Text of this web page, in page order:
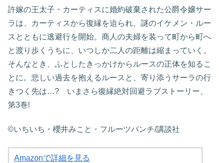
許嫁の王太子・カーティスに婚約破棄された公爵令嬢サー
ラは、カーティスから復縁を迫られ、謎のイケメン・ルー
スとともに逃避行を開始。商人の夫婦を装って町から町へ
と渡り歩くうちに、いつしか二人の距離は縮まっていく。
そんなとき、ふとしたきっかけからルースの正体を知るこ
とに。悲しい過去を抱えるルースと、寄り添うサーラの行
きつく先は…? いまさら復縁絶対回避ラブストーリー、
第3巻!
©いちいち・櫻井みこと・フルーツパンチ/講談社
Amazonで詳細を見る